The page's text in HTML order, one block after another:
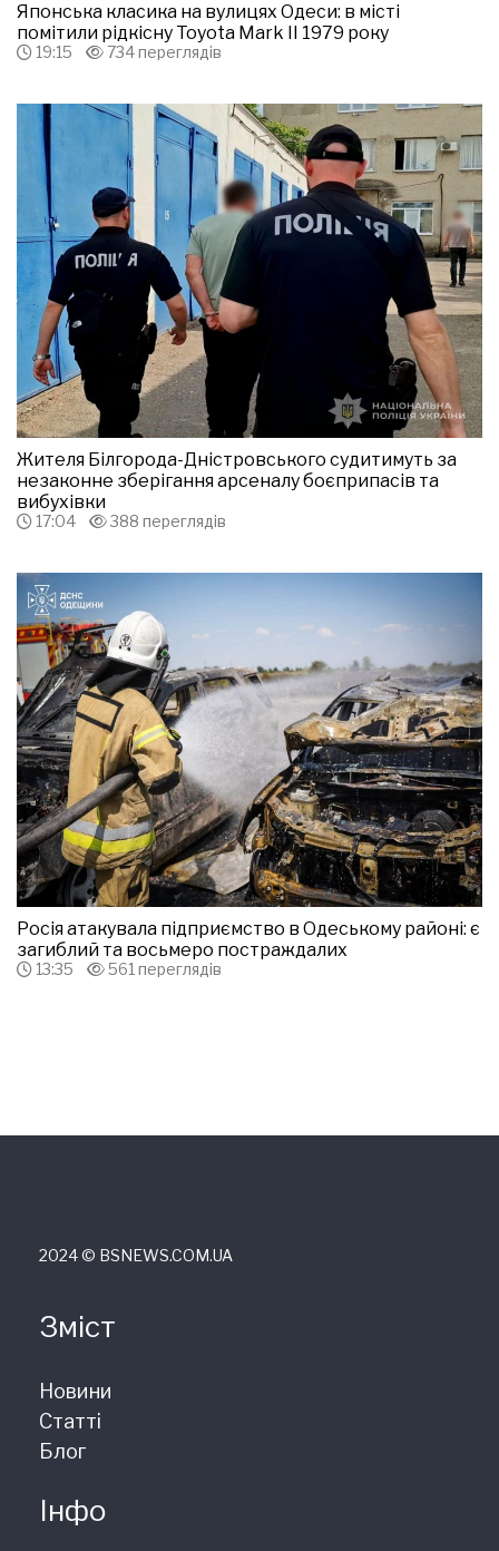
Японська класика на вулицях Одеси: в місті
помітили рідкісну Toyota Mark II 1979 року
19:15 734 переглядів
Жителя Білгорода-Дністровського судитимуть за
незаконне зберігання арсеналу боєприпасів та
вибухівки
17:04 388 переглядів
Росія атакувала підприємство в Одеському районі: є
загиблий та восьмеро постраждалих
13:35 561 переглядів
2024 © ВSNEWS.COM.UA
Зміст
Новини
Статті
Блог
Інфо